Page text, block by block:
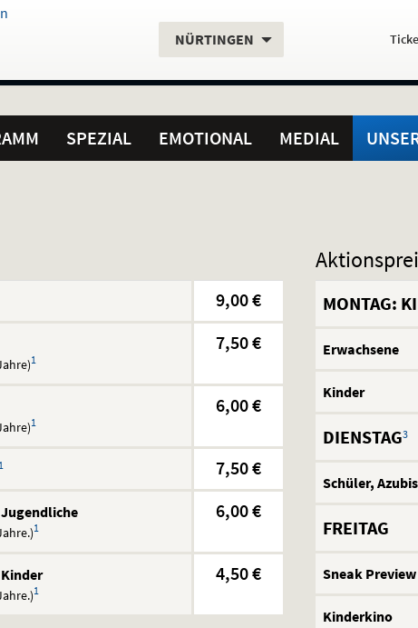
Aktueller
NÜRTINGEN
Hier
SPEZIAL EMOTIONAL MEDIAL
9,00 €
1
7,50 €
1
6,00 €
1 7,50 €
1
6,00 €
1
4,50 €
MONTAG:
Erwachsene
Kinder
DIENSTAG3
Schüler,
FREITAG
Sneak Preview
Kinderkino